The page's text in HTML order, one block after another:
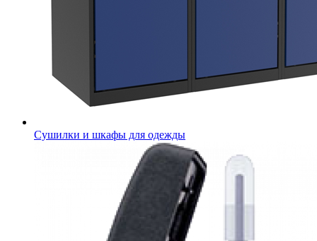
Сушилки и шкафы для одежды